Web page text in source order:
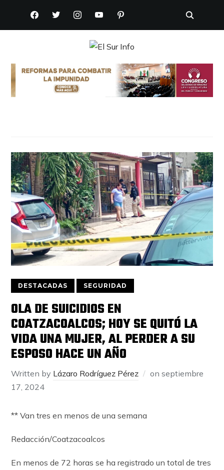
FACEBOOKTWITTERINSTAGRAMYOUTUBEPINTEREST
DESTACADAS SEGURIDAD
OLA DE SUICIDIOS EN
COATZACOALCOS; HOY SE QUITÓ LA
VIDA UNA MUJER, AL PERDER A SU
ESPOSO HACE UN AÑO
Written by Lázaro Rodríguez Pérez onseptiembre
17, 2024
** Van tres en menos de una semana
Redacción/Coatzacoalcos
En menos de 72 horas se ha registrado un total de tres